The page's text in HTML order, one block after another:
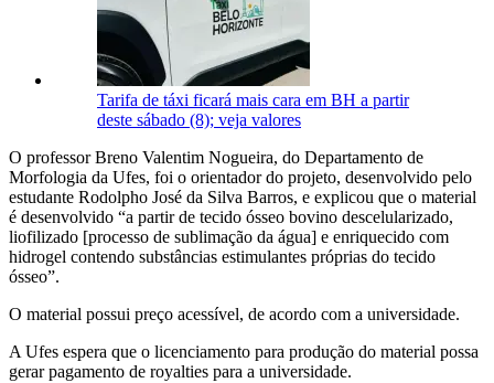
Tarifa de táxi ficará mais cara em BH a partir
deste sábado (8); veja valores
O professor Breno Valentim Nogueira, do Departamento de
Morfologia da Ufes, foi o orientador do projeto, desenvolvido pelo
estudante Rodolpho José da Silva Barros, e explicou que o material
é desenvolvido “a partir de tecido ósseo bovino descelularizado,
liofilizado [processo de sublimação da água] e enriquecido com
hidrogel contendo substâncias estimulantes próprias do tecido
ósseo”.
O material possui preço acessível, de acordo com a universidade.
A Ufes espera que o licenciamento para produção do material possa
gerar pagamento de royalties para a universidade.